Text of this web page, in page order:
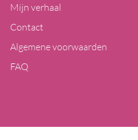
Mijn verhaal
Contact
Algemene voorwaarden
FAQ